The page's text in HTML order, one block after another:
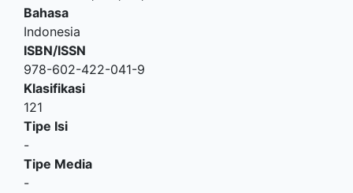
Bahasa
Indonesia
ISBN/ISSN
978-602-422-041-9
Klasifikasi
121
Tipe Isi
-
Tipe Media
-